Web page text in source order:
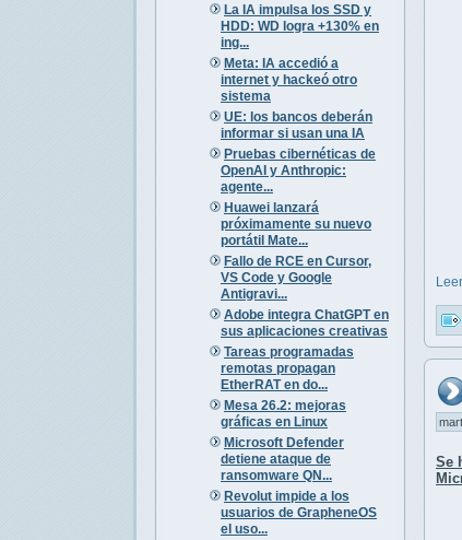
La IA impulsa los SSD y
HDD: WD logra +130% en
ing...
Meta: IA accedió a
internet y hackeó otro
sistema
UE: los bancos deberán
informar si usan una IA
Pruebas cibernéticas de
OpenAI y Anthropic:
agente...
Huawei lanzará
próximamente su nuevo
portátil Mate...
Fallo de RCE en Cursor,
VS Code y Google
Antigravi...
Adobe integra ChatGPT en
sus aplicaciones creativas
Tareas programadas
remotas propagan
EtherRAT en do...
Mesa 26.2: mejoras
gráficas en Linux
Microsoft Defender
detiene ataque de
ransomware QN...
Revolut impide a los
usuarios de GrapheneOS
el uso...
Se